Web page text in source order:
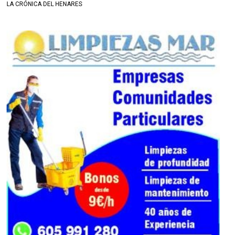
LA CRÓNICA DEL HENARES